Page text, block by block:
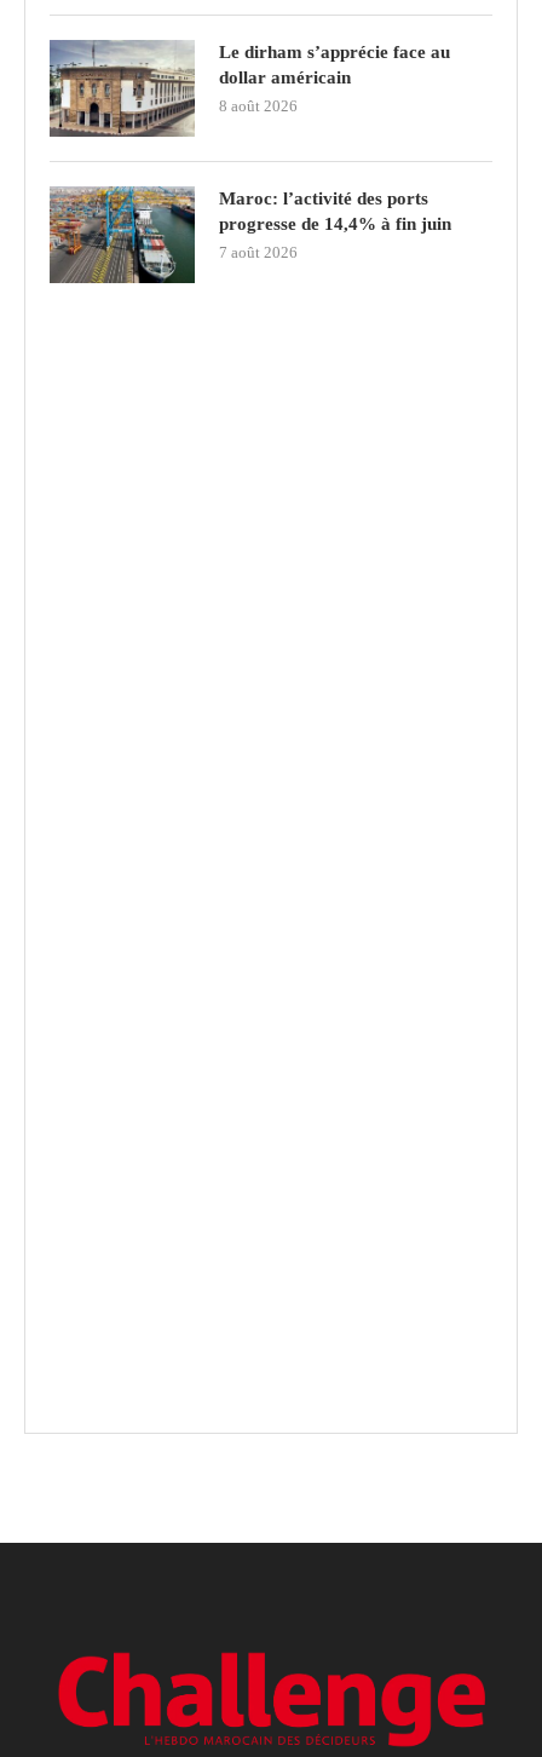
Le dirham s’apprécie face au
dollar américain
8 août 2026
Maroc: l’activité des ports
progresse de 14,4% à fin juin
7 août 2026